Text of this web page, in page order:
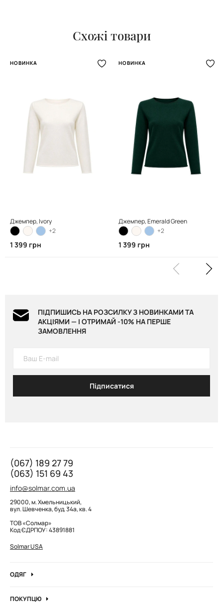
Схожі товари
НОВИНКА
Джемпер, Ivory
+2
1 399 грн
НОВИНКА
Джемпер, Emerald Green
+2
1 399 грн
ПІДПИШИСЬ НА РОЗСИЛКУ З НОВИНКАМИ ТА
АКЦІЯМИ — І ОТРИМАЙ -10% НА ПЕРШЕ
ЗАМОВЛЕННЯ
Підписатися
(067) 189 27 79
(063) 151 69 43
info@solmar.com.ua
29000, м. Хмельницький,
вул. Шевченка, буд. 34а, кв. 4
ТОВ «Солмар»
Код ЄДРПОУ: 43891881
Solmar USA
ОДЯГ
Кофти та джемпера
ПОКУПЦЮ